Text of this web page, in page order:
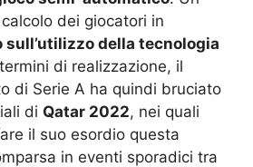
dei giocatori in
sull’utilizzo della tecnologia
di realizzazione, il
di Serie A ha quindi bruciato
di Qatar 2022, nei quali
il suo esordio questa
in eventi sporadici tra